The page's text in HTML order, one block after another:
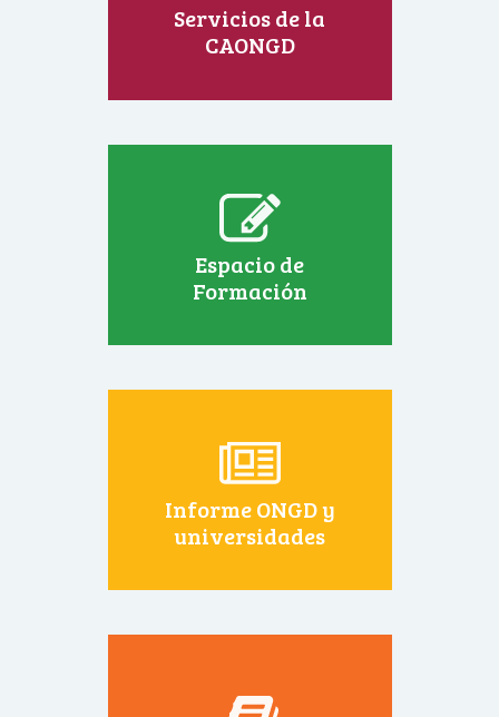
Servicios de la
CAONGD
Espacio de
Formación
Informe ONGD y
universidades